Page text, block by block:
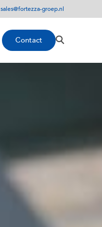
sales@fortezza-groep.nl
Contact